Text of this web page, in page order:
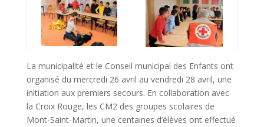
La municipalité et le Conseil municipal des Enfants ont
organisé du mercredi 26 avril au vendredi 28 avril, une
initiation aux premiers secours. En collaboration avec
la Croix Rouge, les CM2 des groupes scolaires de
Mont-Saint-Martin, une centaines d’élèves ont effectué